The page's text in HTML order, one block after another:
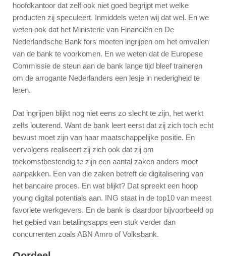
hoofdkantoor dat zelf ook niet goed begrijpt met welke
producten zij speculeert. Inmiddels weten wij dat wel. En we
weten ook dat het Ministerie van Financiën en De
Nederlandsche Bank fors moeten ingrijpen om het omvallen
van de bank te voorkomen. En we weten dat de Europese
Commissie de steun aan de bank lange tijd bleef traineren
om de arrogante Nederlanders een lesje in nederigheid te
leren.
Dat ingrijpen blijkt nog niet eens zo slecht te zijn, het werkt
zelfs louterend. Want de bank leert eerst dat zij zich toch echt
bewust moet zijn van haar maatschappelijke positie. En
vervolgens realiseert zij zich ook dat zij om
toekomstbestendig te zijn een aantal zaken anders moet
aanpakken. Een van die zaken betreft de digitalisering van
het bancaire proces. En wat blijkt? Dat spreekt een hoop
young digital potentials aan. ING staat in de top10 van meest
favoriete werkgevers. En de bank is daardoor bijvoorbeeld op
het gebied van betalingsapps een stuk verder dan
concurrenten zoals ABN Amro of Volksbank.